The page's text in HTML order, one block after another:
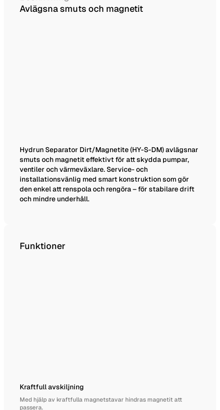
Avlägsna smuts och magnetit
Hydrun Separator Dirt/Magnetite (HY-S-DM) avlägsnar
smuts och magnetit effektivt för att skydda pumpar,
ventiler och värmeväxlare. Service- och
installationsvänlig med smart konstruktion som gör
den enkel att renspola och rengöra – för stabilare drift
och mindre underhåll.
Funktioner
Kraftfull avskiljning
Med hjälp av kraftfulla magnetstavar hindras magnetit att
passera.